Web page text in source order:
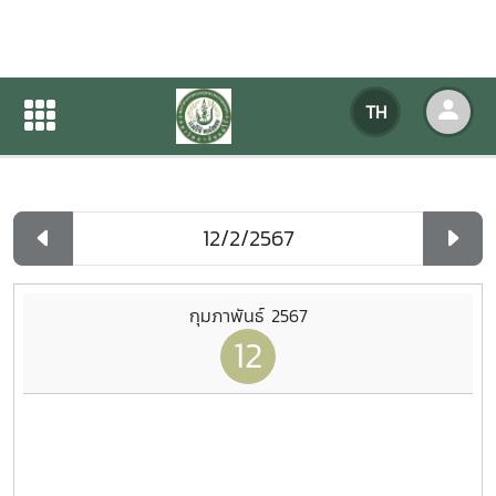
TH
ปฏิทินกิจกรรมของหน่วยงาน
ปฏิทินกิจกรรมของหน่วยงาน
กุมภาพันธ์ 2567
12